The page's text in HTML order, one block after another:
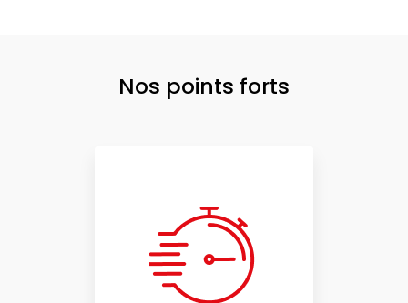
Nos points forts